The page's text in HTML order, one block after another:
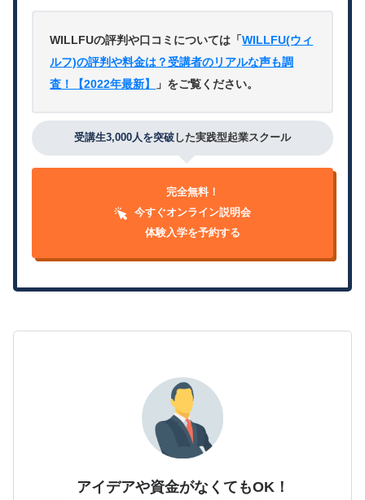
WILLFUの評判や口コミについては「WILLFU(ウィ
ルフ)の評判や料金は？受講者のリアルな声も調
査！【2022年最新】
」をご覧ください。
受講生3,000人を突破 した実践型起業スクール
完全無料！
今すぐオンライン説明会
体験入学を予約する
アイデアや資金がなくてもOK！